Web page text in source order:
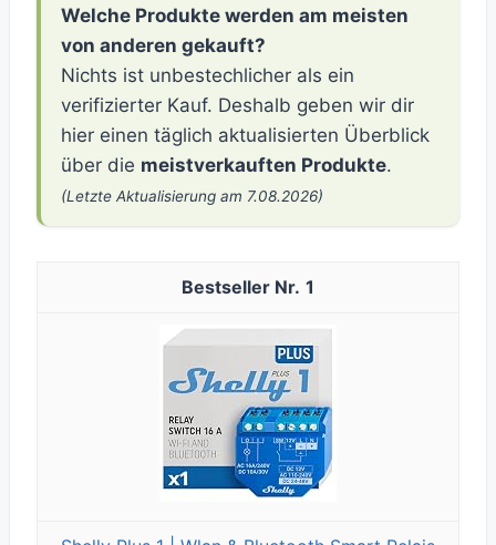
Welche Produkte werden am meisten
von anderen gekauft?
Nichts ist unbestechlicher als ein
verifizierter Kauf. Deshalb geben wir dir
hier einen täglich aktualisierten Überblick
über die meistverkauften Produkte.
(Letzte Aktualisierung am 7.08.2026)
1